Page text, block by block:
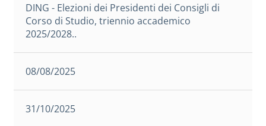
DING - Elezioni dei Presidenti dei Consigli di
Corso di Studio, triennio accademico
2025/2028..
08/08/2025
31/10/2025